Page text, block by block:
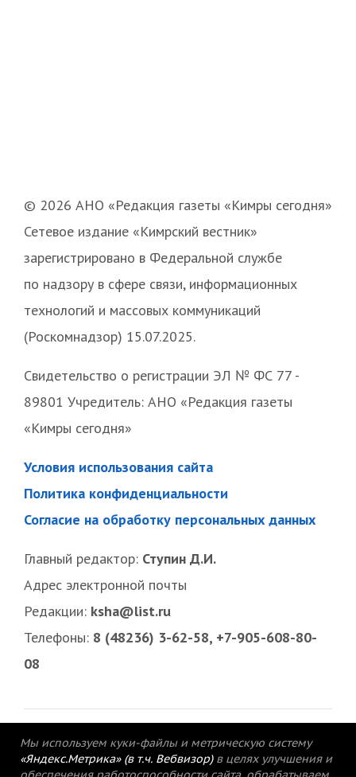
© 2026 АНО «Редакция газеты «Кимры сегодня»
Сетевое издание «Кимрский вестник»
зарегистрировано в Федеральной службе
по надзору в сфере связи, информационных
технологий и массовых коммуникаций
(Роскомнадзор) 15.07.2025.
Свидетельство о регистрации ЭЛ № ФС 77 -
89801 Учредитель: АНО «Редакция газеты
«Кимры сегодня»
Условия использования сайта
Политика конфиденциальности
Согласие на обработку персональных данных
Главный редактор: Ступин Д.И.
Адрес электронной почты
Редакции: ksha@list.ru
Телефоны: 8 (48236) 3-62-58, +7-905-608-80-
08
Мы используем куки-файлы и метрическую систему
«Яндекс.Метрика» (в т.ч. Вебвизор) в целях улучшения и